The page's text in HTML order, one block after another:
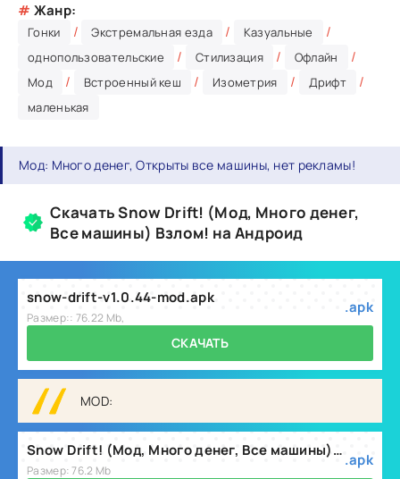
# Жанр:
Гонки / Экстремальная езда / Казуальные /
однопользовательские / Стилизация / Офлайн /
Мод / Встроенный кеш / Изометрия / Дрифт /
маленькая
Мод: Много денег, Открыты все машины, нет рекламы!
Скачать Snow Drift! (Мод, Много денег,
Все машины) Взлом! на Андроид
snow-drift-v1.0.44-mod.apk
Размер:: 76.22 Mb,
.apk
СКАЧАТЬ
MOD:
Snow Drift! (Мод, Много денег, Все машины) v1.0.46
Размер: 76.2 Mb
.apk